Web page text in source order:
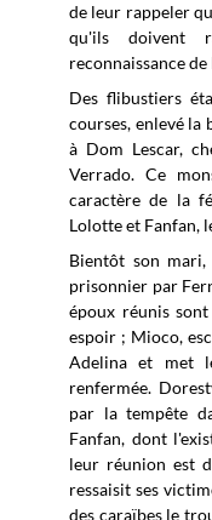
de leur rappeler
qu'ils doivent
reconnaissance de
Des flibustiers
courses, enlevé la
à Dom Lescar,
Verrado. Ce
caractère de la
Lolotte et Fanfan,
Bientôt son
prisonnier par
époux réunis
espoir ; Mioco,
Adelina et met
renfermée.
par la tempête
Fanfan, dont
leur réunion est
ressaisit ses
des caraïbes le